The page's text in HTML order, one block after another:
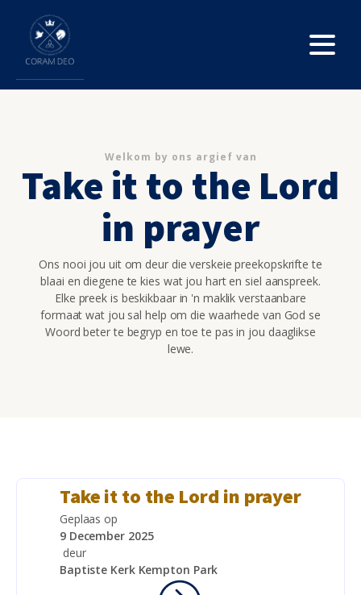
Welkom by ons argief van
Take it to the Lord
in prayer
Ons nooi jou uit om deur die verskeie preekopskrifte te
blaai en diegene te kies wat jou hart en siel aanspreek.
Elke preek is beskikbaar in 'n maklik verstaanbare
formaat wat jou sal help om die waarhede van God se
Woord beter te begryp en toe te pas in jou daaglikse
lewe.
Take it to the Lord in prayer
Geplaas op
9 December 2025
deur
Baptiste Kerk Kempton Park